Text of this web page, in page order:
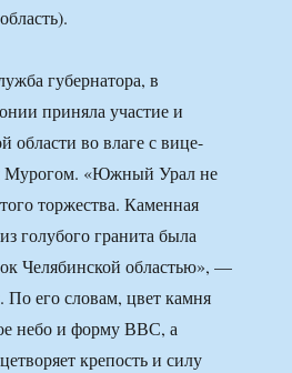
губернатора, в
приняла участие и
области во влаге с вице-
Мурогом. «Южный Урал не
торжества. Каменная
голубого гранита была
Челябинской областью», —
его словам, цвет камня
небо и форму ВВС, а
крепость и силу